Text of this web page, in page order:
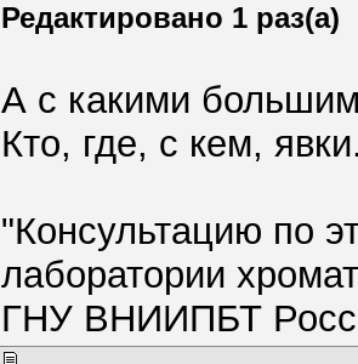
Редактировано 1 раз(а)
А с какими
Кто, где, с кем,
"Консультацию по
лаборатории
ГНУ ВНИИПБТ